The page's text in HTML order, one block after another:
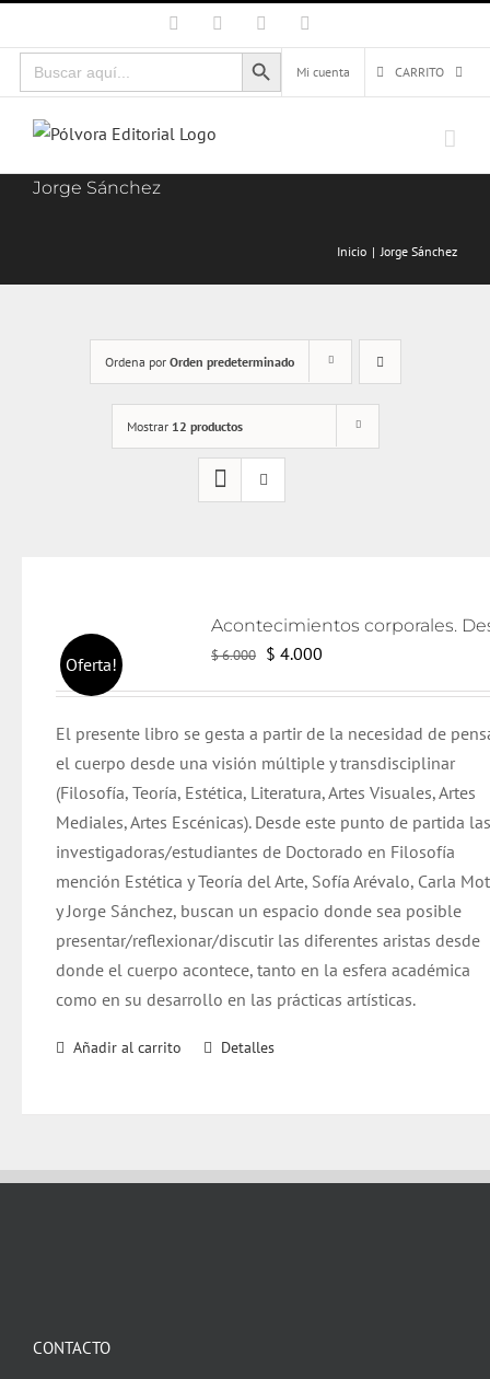
al
contenido
Facebook Instagram
Buscar:
Botón de búsqueda
Mi cuenta
CARRITO
Jorge Sánchez
Inicio Jorge Sánchez
Ordena por Orden predeterminado
Mostrar 12 productos
Oferta! $6.000 El
era:
$ 6.000.
$ 4.000
es:
$ 4.000.
El presente libro se gesta a partir de la necesidad de
el cuerpo desde una visión múltiple y transdisciplinar
(Filosofía, Teoría, Estética, Literatura, Artes Visuales, Artes
Mediales, Artes Escénicas). Desde este punto de partida
investigadoras/estudiantes de Doctorado en Filosofía
mención Estética y Teoría del Arte, Sofía Arévalo, Carla
y Jorge Sánchez, buscan un espacio donde sea posible
presentar/reflexionar/discutir las diferentes aristas desde
donde el cuerpo acontece, tanto en la esfera académica
como en su desarrollo en las prácticas artísticas.
Añadir al carrito Detalles
CONTACTO